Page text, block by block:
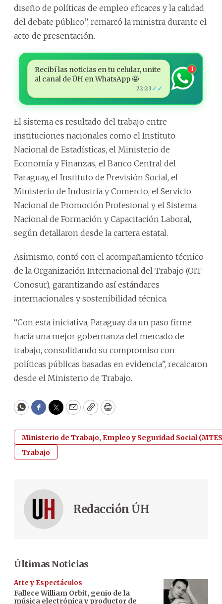
diseño de políticas de empleo eficaces y la calidad
del debate público”, remarcó la ministra durante el
acto de presentación.
Recibí las noticias en tu celular, unite
al canal de ÚH en WhatsApp 🤩
22:23 ✓✓
1
El sistema es resultado del trabajo entre
instituciones nacionales como el Instituto
Nacional de Estadísticas, el Ministerio de
Economía y Finanzas, el Banco Central del
Paraguay, el Instituto de Previsión Social, el
Ministerio de Industria y Comercio, el Servicio
Nacional de Promoción Profesional y el Sistema
Nacional de Formación y Capacitación Laboral,
según detallaron desde la cartera estatal.
Asimismo, contó con el acompañamiento técnico
de la Organización Internacional del Trabajo (OIT
Conosur), garantizando así estándares
internacionales y sostenibilidad técnica.
“Con esta iniciativa, Paraguay da un paso firme
hacia una mejor gobernanza del mercado de
trabajo, consolidando su compromiso con
políticas públicas basadas en evidencia”, recalcaron
desde el Ministerio de Trabajo.
WhatsApp
Facebook
Twitter
EmailCopyPrint
Ministerio de Trabajo, Empleo y Seguridad Social
Trabajo
Redacción ÚH
Últimas Noticias
Arte y Espectáculos
Fallece William Orbit, genio de la
música electrónica y productor de